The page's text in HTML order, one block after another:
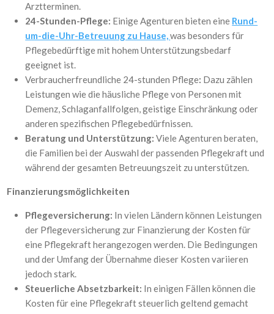
Arztterminen.
24-Stunden-Pflege: Einige Agenturen bieten eine Rund-
um-die-Uhr-Betreuung zu Hause,was besonders für
Pflegebedürftige mit hohem Unterstützungsbedarf
geeignet ist.
Verbraucherfreundliche 24-stunden Pflege: Dazu zählen
Leistungen wie die häusliche Pflege von Personen mit
Demenz, Schlaganfallfolgen, geistige Einschränkung oder
anderen spezifischen Pflegebedürfnissen.
Beratung und Unterstützung: Viele Agenturen beraten,
die Familien bei der Auswahl der passenden Pflegekraft und
während der gesamten Betreuungszeit zu unterstützen.
Finanzierungsmöglichkeiten
Pflegeversicherung: In vielen Ländern können Leistungen
der Pflegeversicherung zur Finanzierung der Kosten für
eine Pflegekraft herangezogen werden. Die Bedingungen
und der Umfang der Übernahme dieser Kosten variieren
jedoch stark.
Steuerliche Absetzbarkeit: In einigen Fällen können die
Kosten für eine Pflegekraft steuerlich geltend gemacht